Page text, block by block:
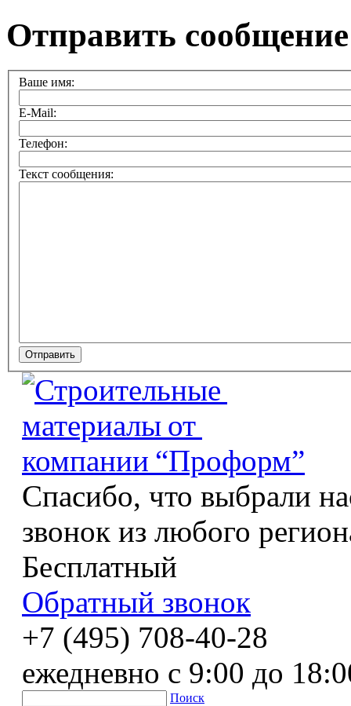
Отправить сообщение
Ваше имя:
E-Mail:
Телефон:
Текст сообщения:
Спасибо, что выбрали
звонок из любого
Бесплатный
Обратный звонок
+7 (495) 708-40-28
ежедневно с 9:00 до
Поиск